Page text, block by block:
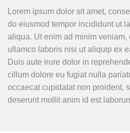
Lorem ipsum dolor sit amet,
do eiusmod tempor incididunt ut
aliqua. Ut enim ad minim veniam,
ullamco laboris nisi ut aliquip ex
Duis aute irure dolor in
cillum dolore eu fugiat nulla
occaecat cupidatat non proident,
deserunt mollit anim id est